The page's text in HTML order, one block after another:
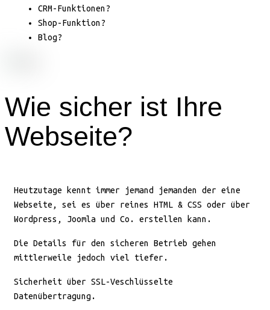
CRM-Funktionen?
Shop-Funktion?
Blog?
Wie sicher ist Ihre
Webseite?
Heutzutage kennt immer jemand jemanden der eine
Webseite, sei es über reines HTML & CSS oder über
Wordpress, Joomla und Co. erstellen kann.
Die Details für den sicheren Betrieb gehen
mittlerweile jedoch viel tiefer.
Sicherheit über SSL-Veschlüsselte
Datenübertragung.